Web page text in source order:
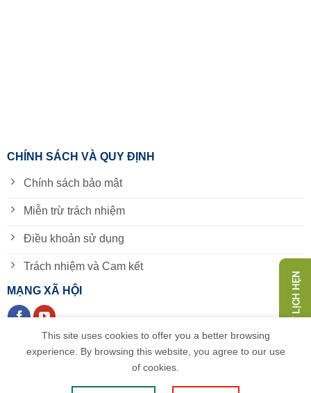
CHÍNH SÁCH VÀ QUY ĐỊNH
Chính sách bảo mật
Miễn trừ trách nhiệm
Điều khoản sử dụng
Trách nhiệm và Cam kết
MẠNG XÃ HỘI
Công Ty Cổ Phần Hữu Nghị Quốc Tế, Số ĐKKD 5200627012 do
This site uses cookies to offer you a better browsing
experience. By browsing this website, you agree to our use
of cookies.